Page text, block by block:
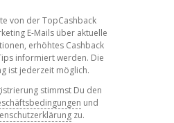
von der TopCashback
E-Mails über aktuelle
erhöhtes Cashback
informiert werden. Die
ist jederzeit möglich.
stimmst Du den
und
zu.